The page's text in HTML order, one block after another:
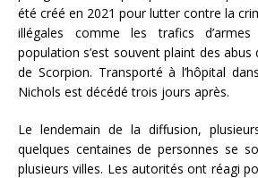
été créé en 2021 pour lutter contre la
illégales comme les trafics
population s’est souvent plaint des abus
de Scorpion. Transporté à l’hôpital
Nichols est décédé trois jours après.
Le lendemain de la diffusion,
quelques centaines de personnes se
plusieurs villes. Les autorités ont réagi